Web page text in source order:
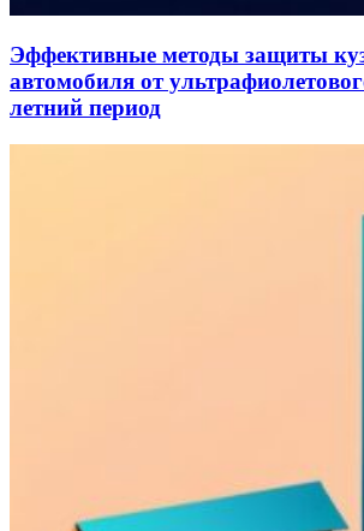
Эффективные методы защиты
автомобиля от
летний период